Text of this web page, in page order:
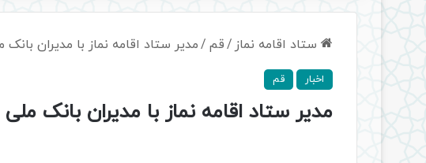
ستاد اقامه نماز /قم /مدیر ستاد اقامه نماز با مدیران
اخبار قم
مدیر ستاد اقامه نماز با مدیران بانک